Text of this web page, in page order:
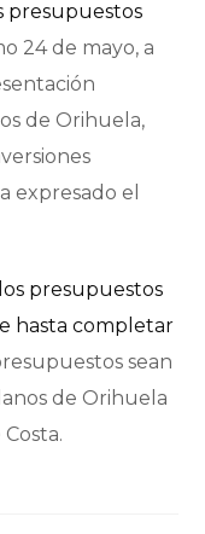
presupuestos
24 de mayo, a
de Orihuela,
expresado el
presupuestos
hasta completar
sean
de Orihuela